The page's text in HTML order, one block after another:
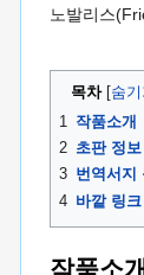
둘
로
가
기
검
가
기
노발리스
목차
1
작품소개
2 초판 정보
3 번역서지
4 바깥 링크
작품소개